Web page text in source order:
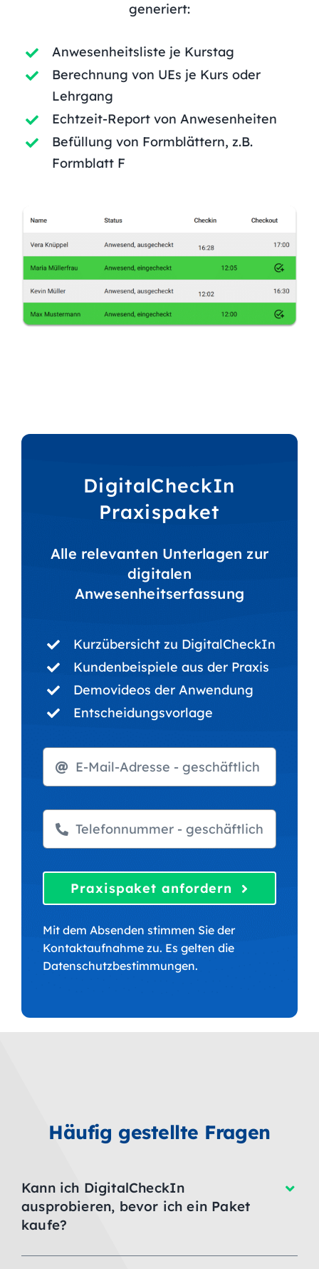
generiert:
Anwesenheitsliste je Kurstag
Berechnung von UEs je Kurs oder
Lehrgang
Echtzeit-Report von Anwesenheiten
Befüllung von Formblättern, z.B.
Formblatt F
DigitalCheckIn
Praxispaket
Alle relevanten Unterlagen zur
digitalen
Anwesenheitserfassung
Kurzübersicht zu DigitalCheckIn
Kundenbeispiele aus der Praxis
Demovideos der Anwendung
Entscheidungsvorlage
Praxispaket anfordern
Mit dem Absenden stimmen Sie der
Kontaktaufnahme zu. Es gelten die
Datenschutzbestimmungen.
Häufig gestellte Fragen
Kann ich DigitalCheckIn
ausprobieren, bevor ich ein Paket
kaufe?